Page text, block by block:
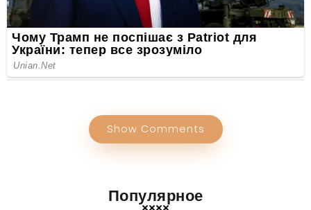
Show Comments
Популярное